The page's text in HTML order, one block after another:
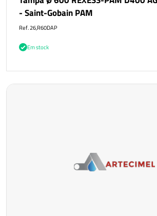
- Saint-Gobain PAM
Ref. 26,R60DAP
Em stock